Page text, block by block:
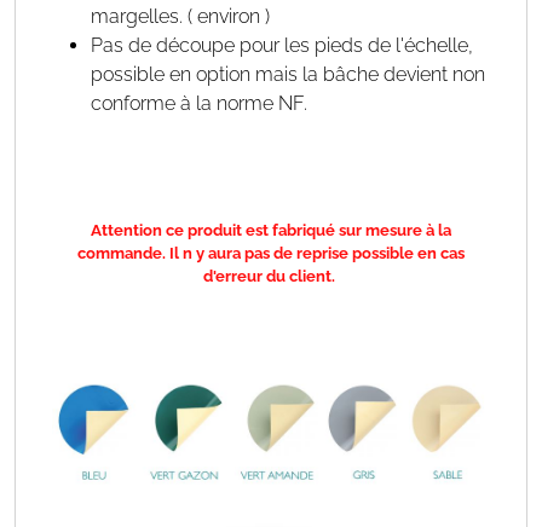
margelles. ( environ )
Pas de découpe pour les pieds de l'échelle,
possible en option mais la bâche devient non
conforme à la norme NF.
Attention ce produit est fabriqué sur mesure à la
commande. Il n y aura pas de reprise possible en cas
d'erreur du client.